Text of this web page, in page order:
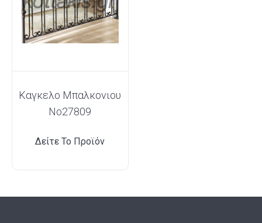
Καγκελο Μπαλκονιου
Νο27809
Δείτε Το Προϊόν